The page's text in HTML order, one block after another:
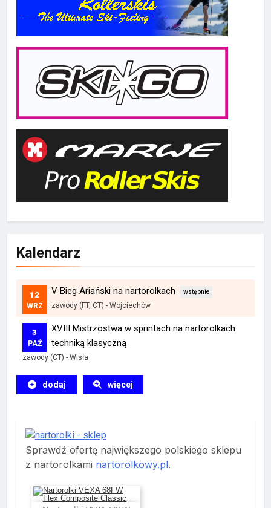
Kalendarz
12
WRZ
V Bieg Ariański na nartorolkach
zawody (FT, CT) - Wojciechów
3
PAŹ
XVIII Mistrzostwa w sprintach na nartorolkach
techniką klasyczną
zawody (CT) - Wisła
dodaj więcej
Sprawdź ofertę największego polskiego sklepu
z nartorolkami nartorolkowy.pl.